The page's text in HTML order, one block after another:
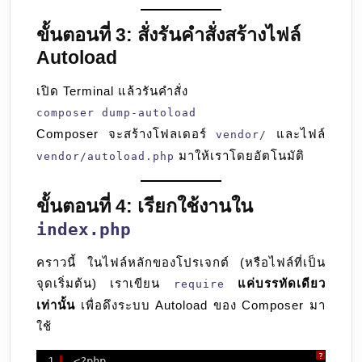
ขั้นตอนที่ 3: สั่งรันคำสั่งสร้างไฟล์
Autoload
เปิด Terminal แล้วรันคำสั่ง
composer dump-autoload
Composer จะสร้างโฟลเดอร์vendor/ และไฟล์
vendor/autoload.php มาให้เราโดยอัตโนมัติ
ขั้นตอนที่ 4: เรียกใช้งานใน
index.php
คราวนี้ ในไฟล์หลักของโปรเจกต์ (หรือไฟล์ที่เป็น
จุดเริ่มต้น) เราเขียน
require
แค่บรรทัดเดียว
เท่านั้น เพื่อดึงระบบ Autoload ของ Composer มา
ใช้
?